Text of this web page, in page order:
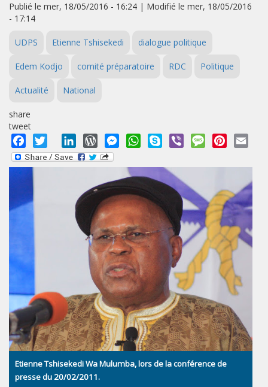
Publié le mer, 18/05/2016 - 16:24 | Modifié le mer, 18/05/2016
- 17:14
UDPS Etienne Tshisekedi dialogue politique
Edem Kodjo comité préparatoire RDC Politique
Actualité National
share
tweet
Facebook
Twitter LinkedInWordPressMessengerWhatsApp
Skype Viber MessagePinterest
Etienne Tshisekedi Wa Mulumba, lors de la conférence de
presse du 20/02/2011.